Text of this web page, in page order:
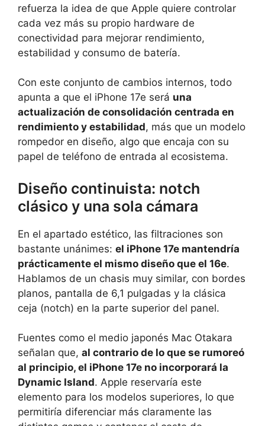
refuerza la idea de que Apple quiere controlar
cada vez más su propio hardware de
conectividad para mejorar rendimiento,
estabilidad y consumo de batería.
Con este conjunto de cambios internos, todo
apunta a que el iPhone 17e será una
actualización de consolidación centrada en
rendimiento y estabilidad, más que un modelo
rompedor en diseño, algo que encaja con su
papel de teléfono de entrada al ecosistema.
Diseño continuista: notch
clásico y una sola cámara
En el apartado estético, las filtraciones son
bastante unánimes: el iPhone 17e mantendría
prácticamente el mismo diseño que el 16e.
Hablamos de un chasis muy similar, con bordes
planos, pantalla de 6,1 pulgadas y la clásica
ceja (notch) en la parte superior del panel.
Fuentes como el medio japonés Mac Otakara
señalan que, al contrario de lo que se rumoreó
al principio, el iPhone 17e no incorporará la
Dynamic Island. Apple reservaría este
elemento para los modelos superiores, lo que
permitiría diferenciar más claramente las